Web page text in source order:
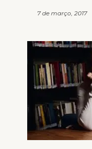
7 de março, 2017